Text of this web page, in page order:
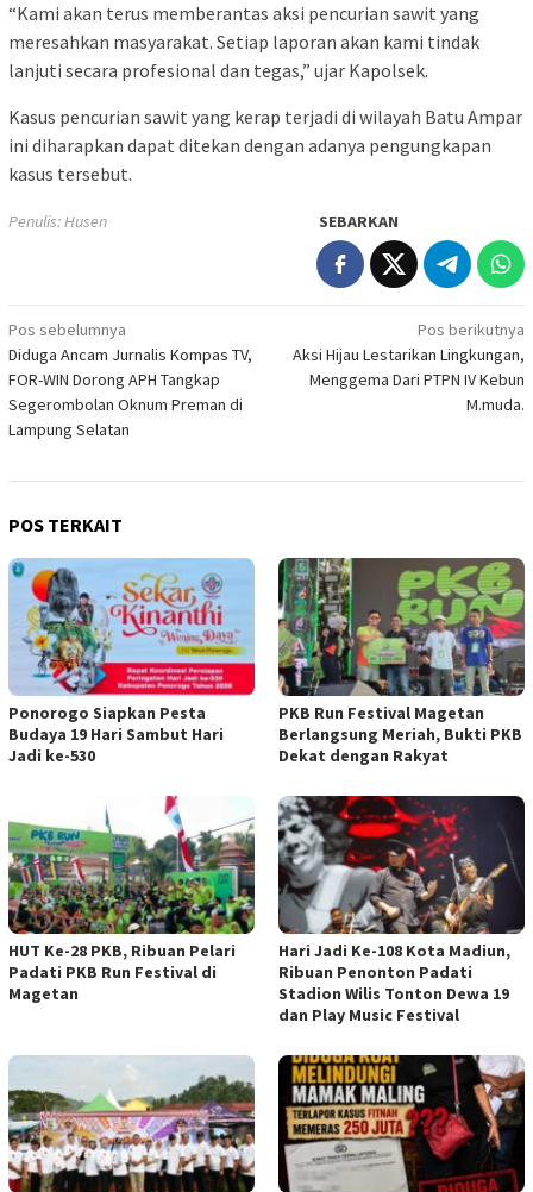
“Kami akan terus memberantas aksi pencurian sawit yang
meresahkan masyarakat. Setiap laporan akan kami tindak
lanjuti secara profesional dan tegas,” ujar Kapolsek.
Kasus pencurian sawit yang kerap terjadi di wilayah Batu Ampar
ini diharapkan dapat ditekan dengan adanya pengungkapan
kasus tersebut.
Penulis: Husen SEBARKAN
Navigasi
pos
Pos sebelumnya
Diduga Ancam Jurnalis Kompas TV,
FOR-WIN Dorong APH Tangkap
Segerombolan Oknum Preman di
Lampung Selatan
Pos berikutnya
Aksi Hijau Lestarikan Lingkungan,
Menggema Dari PTPN IV Kebun
M.muda.
POS TERKAIT
Ponorogo Siapkan Pesta
Budaya 19 Hari Sambut Hari
Jadi ke-530
PKB Run Festival Magetan
Berlangsung Meriah, Bukti PKB
Dekat dengan Rakyat
HUT Ke-28 PKB, Ribuan Pelari
Padati PKB Run Festival di
Magetan
Hari Jadi Ke-108 Kota Madiun,
Ribuan Penonton Padati
Stadion Wilis Tonton Dewa 19
dan Play Music Festival